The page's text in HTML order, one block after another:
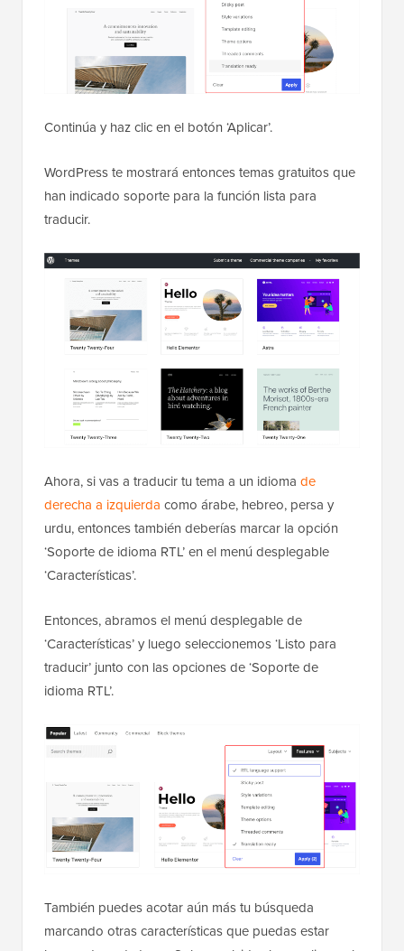
Continúa y haz clic en el botón ‘Aplicar’.
WordPress te mostrará entonces temas gratuitos que
han indicado soporte para la función lista para
traducir.
Ahora, si vas a traducir tu tema a un idioma de
derecha a izquierda como árabe, hebreo, persa y
urdu, entonces también deberías marcar la opción
‘Soporte de idioma RTL’ en el menú desplegable
‘Características’.
Entonces, abramos el menú desplegable de
‘Características’ y luego seleccionemos ‘Listo para
traducir’ junto con las opciones de ‘Soporte de
idioma RTL’.
También puedes acotar aún más tu búsqueda
marcando otras características que puedas estar